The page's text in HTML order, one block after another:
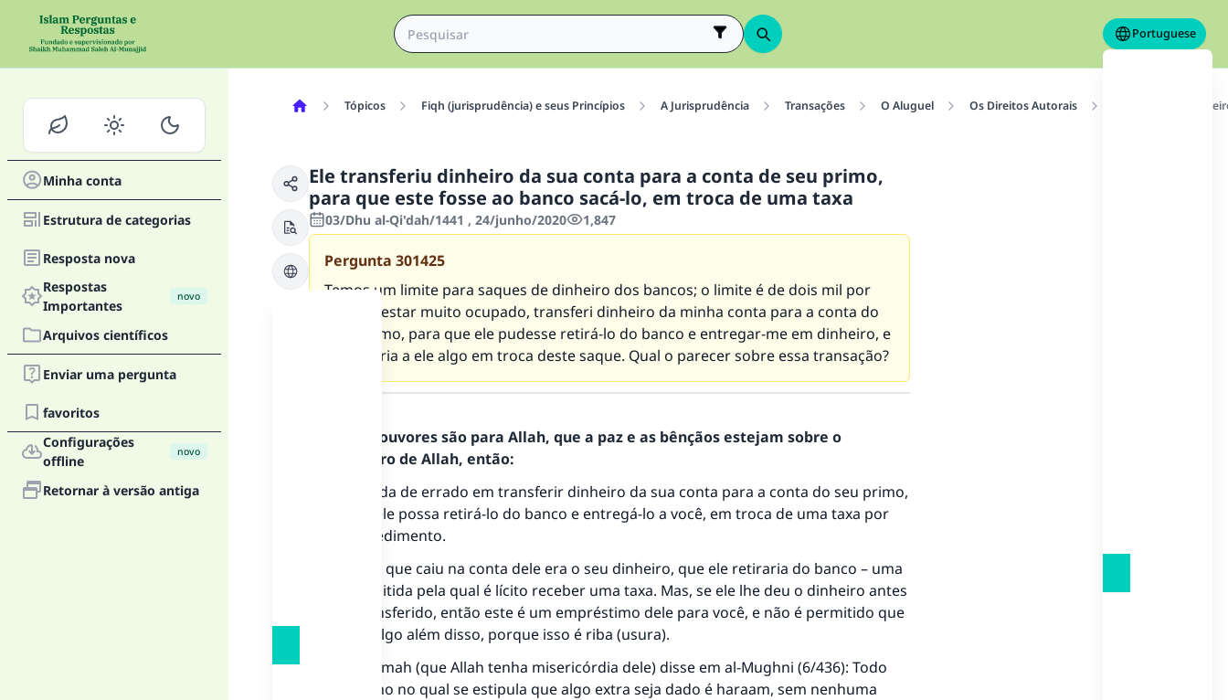
Portuguese
Minha conta
Estrutura de categorias
Resposta nova
Respostas
Importantes
novo
Arquivos científicos
Enviar uma pergunta
favoritos
Configurações
offline
novo
Retornar à versão antiga
Tópicos Fiqh (jurisprudência) e seus Princípios A Jurisprudência Transações O Aluguel Os Direitos Autorais Ele transferiu
Ele transferiu dinheiro da sua conta para a conta de seu primo,
para que este fosse ao banco sacá-lo, em troca de uma taxa
03/Dhu al-Qi'dah/1441 , 24/junho/2020 1,847
Pergunta 301425
Temos um limite para saques de dinheiro dos bancos; o limite é de dois mil por
dia. Por estar muito ocupado, transferi dinheiro da minha conta para a conta do
meu primo, para que ele pudesse retirá-lo do banco e entregar-me em dinheiro, e
eu pagaria a ele algo em troca deste saque. Qual o parecer sobre essa transação?
Todos os louvores são para Allah, que a paz e as bênçãos estejam sobre o
Mensageiro de Allah, então:
Não há nada de errado em transferir dinheiro da sua conta para a conta do seu primo,
para que ele possa retirá-lo do banco e entregá-lo a você, em troca de uma taxa por
esse procedimento.
O dinheiro que caiu na conta dele era o seu dinheiro, que ele retiraria do banco – uma
ação permitida pela qual é lícito receber uma taxa. Mas, se ele lhe deu o dinheiro antes
de ser transferido, então este é um empréstimo dele para você, e não é permitido que
ele tome algo além disso, porque isso é riba (usura).
Ibn Qudaamah (que Allah tenha misericórdia dele) disse em al-Mughni (6/436): Todo
empréstimo no qual se estipula que algo extra seja dado é haraam, sem nenhuma
A resposta n° 110845 salvou um casamento.
Ajude-nos a responder à Ummah
O Profeta ﷺ disse,
"Quem quer que incentive outros a fazer o que é bom receberá a
mesma recompensa que aqueles que o fazem."